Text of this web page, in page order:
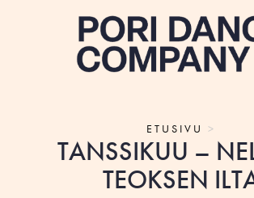
ETUSIVU >
TANSSIKUU –
TEOKSEN